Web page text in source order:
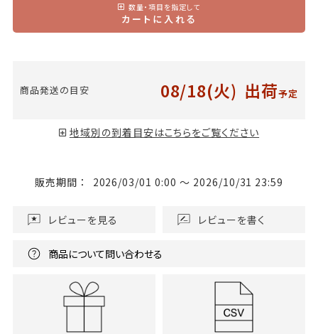
数量・項目を指定して
カートに入れる
商品発送の目安 08/18(火) 出荷予定
地域別の到着目安はこちらをご覧ください
販売期間 2026/03/01 0:00 〜 2026/10/31 23:59
レビューを見る レビューを書く
商品について問い合わせる